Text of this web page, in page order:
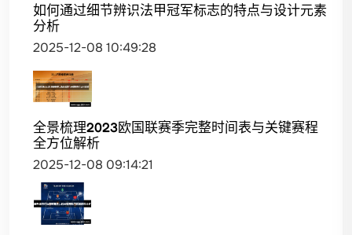
如何通过细节辨识法甲冠军标志的特点与设计元素
分析
2025-12-08 10:49:28
全景梳理2023欧国联赛季完整时间表与关键赛程
全方位解析
2025-12-08 09:14:21